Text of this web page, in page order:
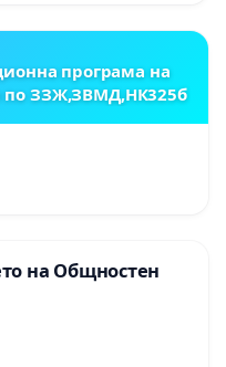
програма на
по ЗЗЖ,ЗВМД,НК325б
на Общностен